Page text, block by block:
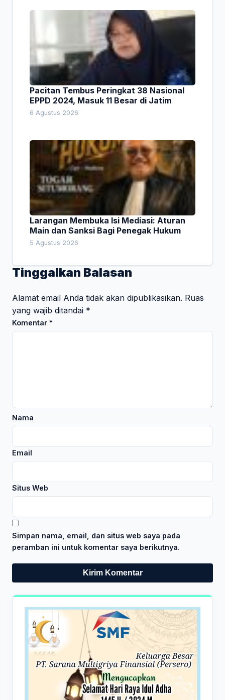
Pacitan Tembus Peringkat 38 Nasional
EPPD 2024, Masuk 11 Besar di Jatim
6 Agustus 2026
Larangan Membuka Isi Mediasi: Aturan
Main dan Sanksi Bagi Penegak Hukum
5 Agustus 2026
Tinggalkan Balasan
Alamat email Anda tidak akan dipublikasikan. Ruas
yang wajib ditandai *
Komentar *
Nama
Email
Situs Web
Simpan nama, email, dan situs web saya pada
peramban ini untuk komentar saya berikutnya.